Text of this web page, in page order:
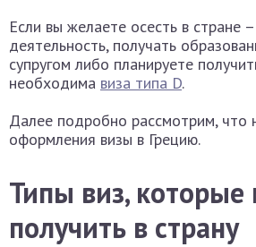
Если вы желаете осесть в стране
деятельность, получать
супругом либо планируете
необходима виза типа D.
Далее подробно рассмотрим, что
оформления визы в Грецию.
Типы виз,
получить в страну